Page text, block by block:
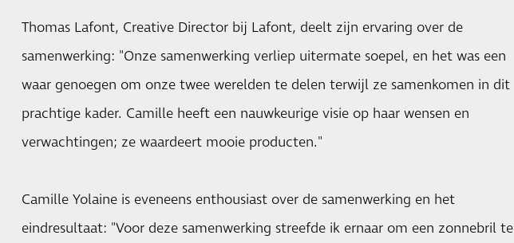
Thomas Lafont, Creative Director bij Lafont, deelt zijn ervaring over de
samenwerking: "Onze samenwerking verliep uitermate soepel, en het was een
waar genoegen om onze twee werelden te delen terwijl ze samenkomen in dit
prachtige kader. Camille heeft een nauwkeurige visie op haar wensen en
verwachtingen; ze waardeert mooie producten."
Camille Yolaine is eveneens enthousiast over de samenwerking en het
eindresultaat: "Voor deze samenwerking streefde ik ernaar om een zonnebril te